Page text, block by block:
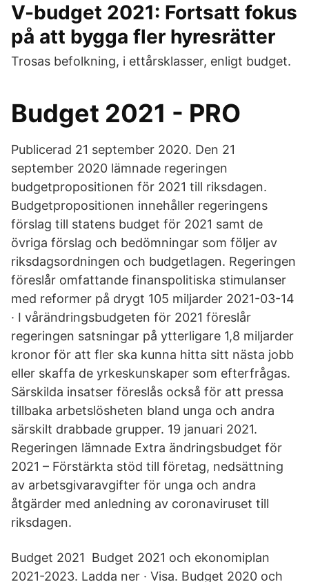
V-budget 2021: Fortsatt fokus
på att bygga fler hyresrätter
Trosas befolkning, i ettårsklasser, enligt budget.
Budget 2021 - PRO
Publicerad 21 september 2020. Den 21
september 2020 lämnade regeringen
budgetpropositionen för 2021 till riksdagen.
Budgetpropositionen innehåller regeringens
förslag till statens budget för 2021 samt de
övriga förslag och bedömningar som följer av
riksdagsordningen och budgetlagen. Regeringen
föreslår omfattande finanspolitiska stimulanser
med reformer på drygt 105 miljarder 2021-03-14
· I vårändringsbudgeten för 2021 föreslår
regeringen satsningar på ytterligare 1,8 miljarder
kronor för att fler ska kunna hitta sitt nästa jobb
eller skaffa de yrkeskunskaper som efterfrågas.
Särskilda insatser föreslås också för att pressa
tillbaka arbetslösheten bland unga och andra
särskilt drabbade grupper. 19 januari 2021.
Regeringen lämnade Extra ändringsbudget för
2021 – Förstärkta stöd till företag, nedsättning
av arbetsgivaravgifter för unga och andra
åtgärder med anledning av coronaviruset till
riksdagen.
Budget 2021 Budget 2021 och ekonomiplan
2021-2023. Ladda ner · Visa. Budget 2020 och